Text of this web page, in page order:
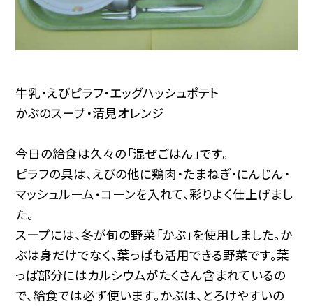
牛乳・えびピラフ・エッグハッシュポテト
かぶのスープ・清見オレンジ
今日の給食は久々の「混ぜごはん」です。
ピラフの具は、えびの他に鶏肉・たまねぎ・にんじん・
マッシュルーム・コーンを入れて、彩りよく仕上げまし
た。
スープには、冬が旬の野菜「かぶ」を使用しました。か
ぶは身だけでなく、葉っぱも活用できる野菜です。葉
っぱ部分にはカルシウムがたくさん含まれているの
で、給食では必ず使います。かぶは、とろけやすいの